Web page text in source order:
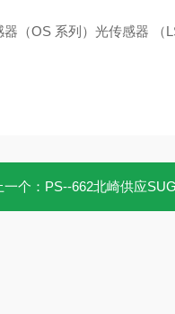
器（OS 系列）光传感器 （
一个： PS--662北崎供应SUGIYAMA杉